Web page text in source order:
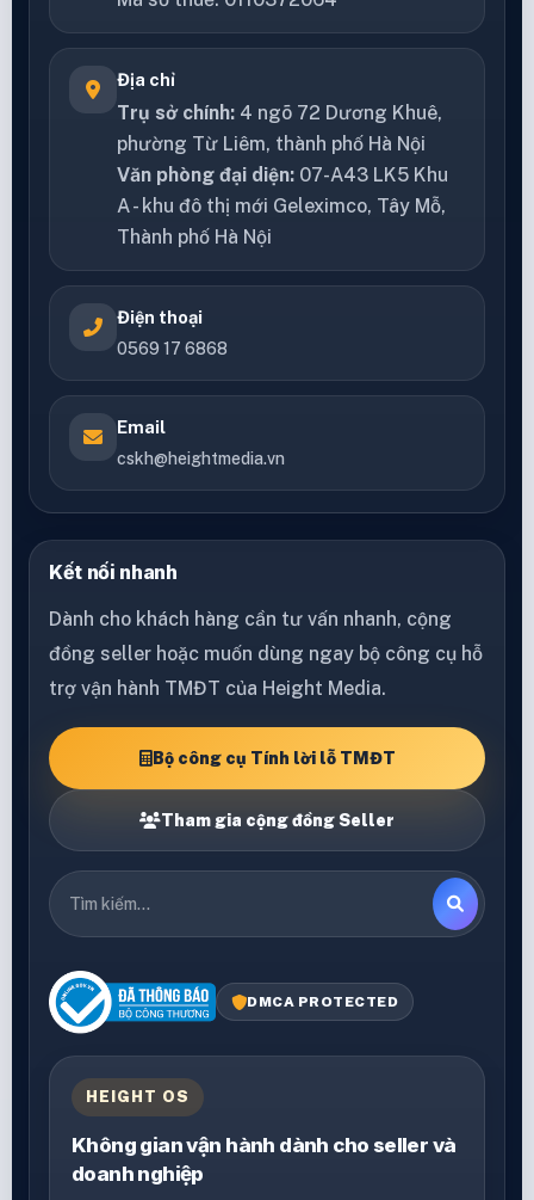
Địa chỉ
Trụ sở chính: 4 ngõ 72 Dương Khuê,
phường Từ Liêm, thành phố Hà Nội
Văn phòng đại diện: 07-A43 LK5 Khu
A - khu đô thị mới Geleximco, Tây Mỗ,
Thành phố Hà Nội
Điện thoại
0569 17 6868
Email
cskh@heightmedia.vn
Kết nối nhanh
Dành cho khách hàng cần tư vấn nhanh, cộng
đồng seller hoặc muốn dùng ngay bộ công cụ hỗ
trợ vận hành TMĐT của Height Media.
Bộ công cụ Tính lời lỗ TMĐT
Tham gia cộng đồng Seller
DMCA PROTECTED
HEIGHT OS
Không gian vận hành dành cho seller và
doanh nghiệp